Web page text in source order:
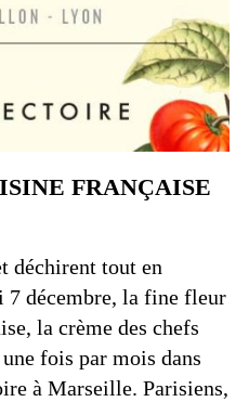
FRANÇAISE
déchirent tout en
décembre, la fine fleur
la crème des chefs
fois par mois dans
à Marseille. Parisiens,